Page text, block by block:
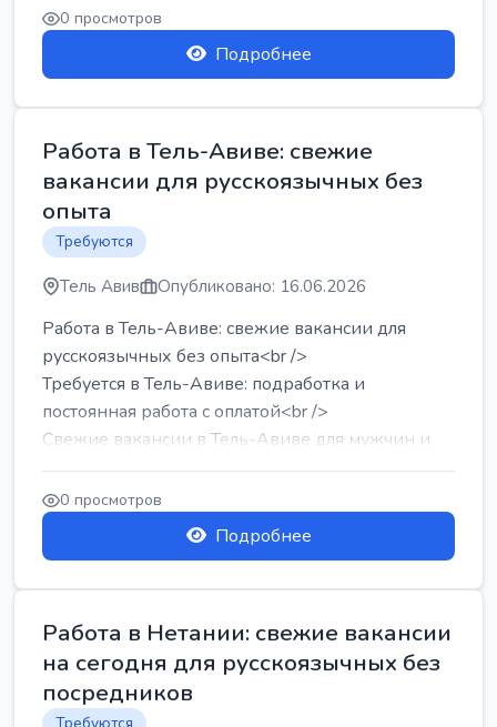
требу...
0 просмотров
Подробнее
Работа в Тель-Авиве: свежие
вакансии для русскоязычных без
опыта
Требуются
Тель Авив Опубликовано: 16.06.2026
Работа в Тель-Авиве: свежие вакансии для
русскоязычных без опыта<br />
Требуется в Тель-Авиве: подработка и
постоянная работа с оплатой<br />
Свежие вакансии в Тель-Авиве для мужчин и
женщин от хозя...
0 просмотров
Подробнее
Работа в Нетании: свежие вакансии
на сегодня для русскоязычных без
посредников